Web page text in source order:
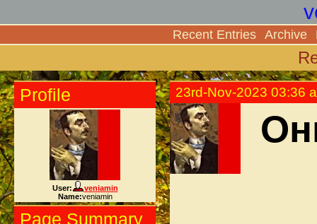
Recent Entries Archive
Profile
User:
veniamin
Name:veniamin
Page Summary
23rd-Nov-2023 03:36